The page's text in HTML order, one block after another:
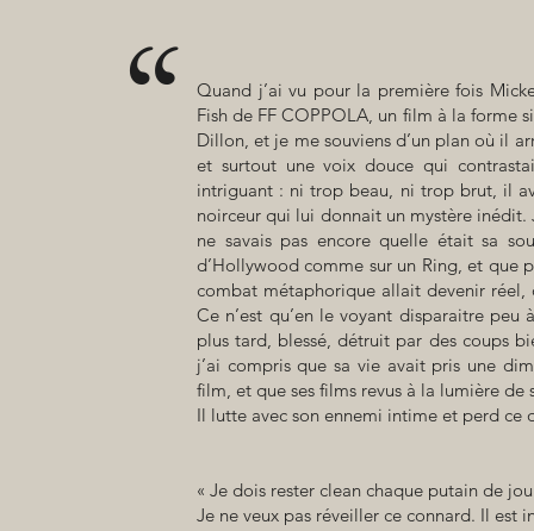
“
Quand j’ai vu pour la première fois
Fish de FF COPPOLA, un film à la forme
Dillon, et je me souviens d’un plan où il
et surtout une voix douce qui
intriguant : ni trop beau, ni trop brut, il
noirceur qui lui donnait un mystère inédit.
ne savais pas encore quelle était sa
d’Hollywood comme sur un Ring, et que
combat métaphorique allait devenir réel,
Ce n’est qu’en le voyant disparaitre peu
plus tard, blessé, détruit par des coups
j’ai compris que sa vie avait pris une
film, et que ses films revus à la lumière de
Il lutte avec son ennemi intime et perd ce
« Je dois rester clean chaque putain de
Je ne veux pas réveiller ce connard. Il est